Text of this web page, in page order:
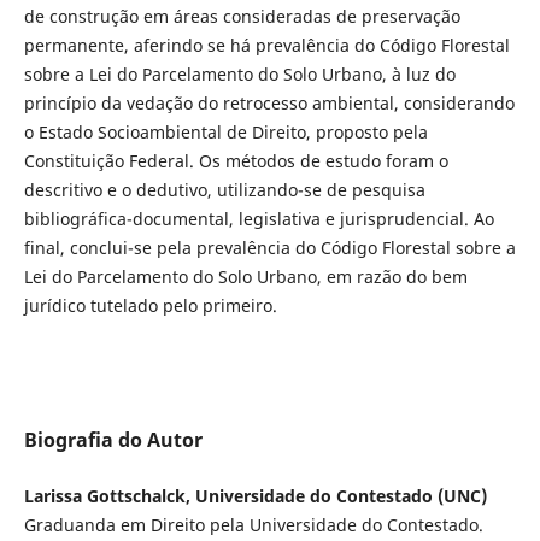
de construção em áreas consideradas de preservação
permanente, aferindo se há prevalência do Código Florestal
sobre a Lei do Parcelamento do Solo Urbano, à luz do
princípio da vedação do retrocesso ambiental, considerando
o Estado Socioambiental de Direito, proposto pela
Constituição Federal. Os métodos de estudo foram o
descritivo e o dedutivo, utilizando-se de pesquisa
bibliográfica-documental, legislativa e jurisprudencial. Ao
final, conclui-se pela prevalência do Código Florestal sobre a
Lei do Parcelamento do Solo Urbano, em razão do bem
jurídico tutelado pelo primeiro.
Biografia do Autor
Larissa Gottschalck, Universidade do Contestado (UNC)
Graduanda em Direito pela Universidade do Contestado.